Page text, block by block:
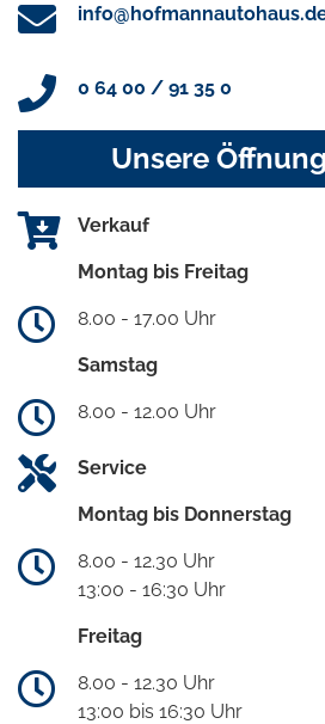
0 64 00 / 91 35 0
Unsere
Verkauf
Montag bis Freitag
8.00 - 17.00 Uhr
Samstag
8.00 - 12.00 Uhr
Service
Montag bis Donnerstag
8.00 - 12.30 Uhr
13:00 - 16:30 Uhr
Freitag
8.00 - 12.30 Uhr
13:00 bis 16:30 Uhr